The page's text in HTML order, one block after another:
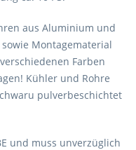
aus Aluminium und
Montagematerial
Farben
Kühler und Rohre
pulverbeschichtet
und muss unverzüglich